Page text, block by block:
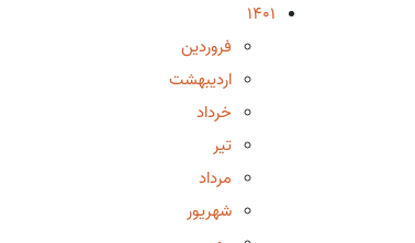
1401
فروردین
اردیبهشت
خرداد
تیر
مرداد
شهریور